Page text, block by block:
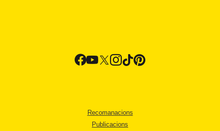
Recomanacions
Publicacions